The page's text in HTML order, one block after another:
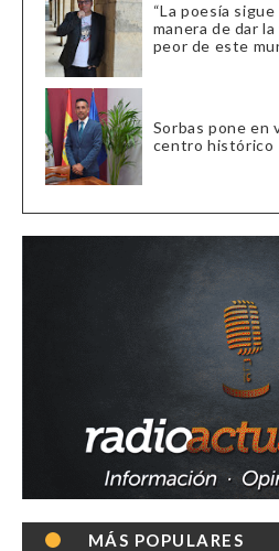
“La poesía
manera de dar
peor de este
Sorbas pone en
centro histórico
MÁS POPULARES